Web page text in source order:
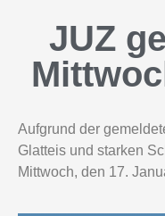
JUZ
Aufgrund der
Glatteis und starken
Mittwoch, den 17.